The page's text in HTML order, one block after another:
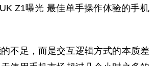
不足，而是交互逻辑方式的本质差